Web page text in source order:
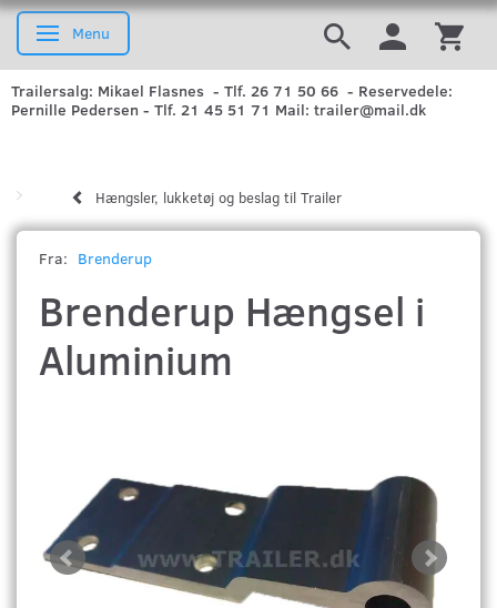
Skifte navigation
Menu
Trailersalg: Mikael Flasnes - Tlf. 26 71 50 66 - Reservedele:
Pernille Pedersen - Tlf. 21 45 51 71 Mail: trailer@mail.dk
Hængsler, lukketøj og beslag til Trailer
Fra: Brenderup
Brenderup Hængsel i
Aluminium